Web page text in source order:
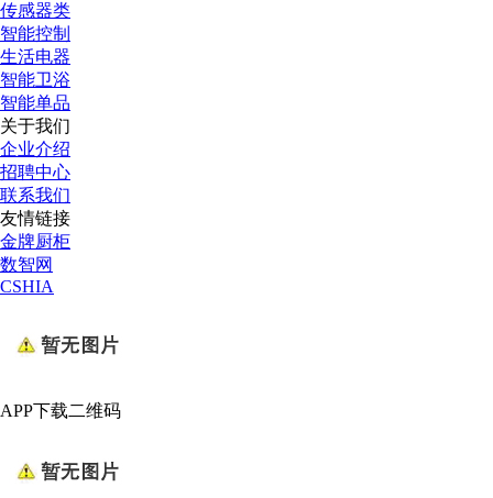
传感器类
智能控制
生活电器
智能卫浴
智能单品
关于我们
企业介绍
招聘中心
联系我们
友情链接
金牌厨柜
数智网
CSHIA
APP下载二维码